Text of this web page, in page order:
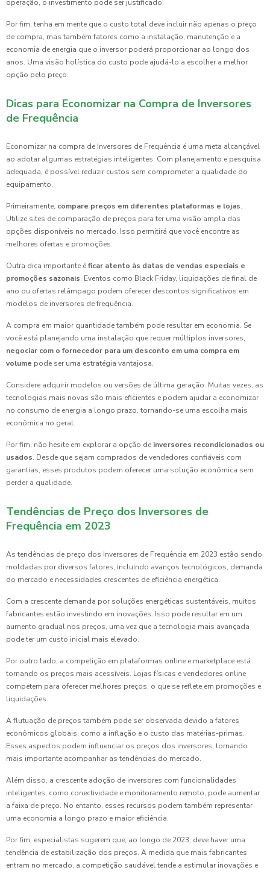
operação, o investimento pode ser justificado.
Por fim, tenha em mente que o custo total deve incluir não apenas o preço
de compra, mas também fatores como a instalação, manutenção e a
economia de energia que o inversor poderá proporcionar ao longo dos
anos. Uma visão holística do custo pode ajudá-lo a escolher a melhor
opção pelo preço.
Dicas para Economizar na Compra de Inversores
de Frequência
Economizar na compra de Inversores de Frequência é uma meta alcançável
ao adotar algumas estratégias inteligentes. Com planejamento e pesquisa
adequada, é possível reduzir custos sem comprometer a qualidade do
equipamento.
Primeiramente, compare preços em diferentes plataformas e lojas.
Utilize sites de comparação de preços para ter uma visão ampla das
opções disponíveis no mercado. Isso permitirá que você encontre as
melhores ofertas e promoções.
Outra dica importante éficar atento às datas de vendas especiais e
promoções sazonais. Eventos como Black Friday, liquidações de final de
ano ou ofertas relâmpago podem oferecer descontos significativos em
modelos de inversores de frequência.
A compra em maior quantidade também pode resultar em economia. Se
você está planejando uma instalação que requer múltiplos inversores,
negociar com o fornecedor para um desconto em uma compra em
volume pode ser uma estratégia vantajosa.
Considere adquirir modelos ou versões de última geração. Muitas vezes, as
tecnologias mais novas são mais eficientes e podem ajudar a economizar
no consumo de energia a longo prazo, tornando-se uma escolha mais
econômica no geral.
Por fim, não hesite em explorar a opção de inversores recondicionados ou
usados. Desde que sejam comprados de vendedores confiáveis com
garantias, esses produtos podem oferecer uma solução econômica sem
perder a qualidade.
Tendências de Preço dos Inversores de
Frequência em 2023
As tendências de preço dos Inversores de Frequência em 2023 estão sendo
moldadas por diversos fatores, incluindo avanços tecnológicos, demanda
do mercado e necessidades crescentes de eficiência energética.
Com a crescente demanda por soluções energéticas sustentáveis, muitos
fabricantes estão investindo em inovações. Isso pode resultar em um
aumento gradual nos preços, uma vez que a tecnologia mais avançada
pode ter um custo inicial mais elevado.
Por outro lado, a competição em plataformas online e marketplace está
tornando os preços mais acessíveis. Lojas físicas e vendedores online
competem para oferecer melhores preços, o que se reflete em promoções e
liquidações.
A flutuação de preços também pode ser observada devido a fatores
econômicos globais, como a inflação e o custo das matérias-primas.
Esses aspectos podem influenciar os preços dos inversores, tornando
mais importante acompanhar as tendências do mercado.
Além disso, a crescente adoção de inversores com funcionalidades
inteligentes, como conectividade e monitoramento remoto, pode aumentar
a faixa de preço. No entanto, esses recursos podem também representar
uma economia a longo prazo e maior eficiência.
Por fim, especialistas sugerem que, ao longo de 2023, deve haver uma
tendência de estabilização dos preços. A medida que mais fabricantes
entram no mercado, a competição saudável tende a estimular inovações e